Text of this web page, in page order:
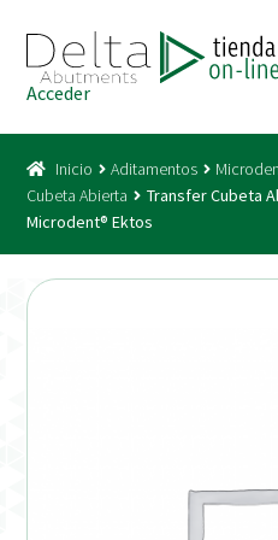
a
la
navegación
al
contenido
Acceso
Catálogo
Conexiones CAD CAM
Acceder
Inicio Aditamentos
Cubeta Abierta
Transfer Cubeta
Microdent® Ektos